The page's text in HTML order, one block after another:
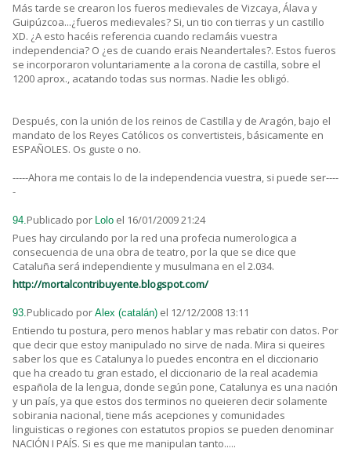
Más tarde se crearon los fueros medievales de Vizcaya, Álava y
Guipúzcoa...¿fueros medievales? Si, un tio con tierras y un castillo
XD. ¿A esto hacéis referencia cuando reclamáis vuestra
independencia? O ¿es de cuando erais Neandertales?. Estos fueros
se incorporaron voluntariamente a la corona de castilla, sobre el
1200 aprox., acatando todas sus normas. Nadie les obligó.
Después, con la unión de los reinos de Castilla y de Aragón, bajo el
mandato de los Reyes Católicos os convertisteis, básicamente en
ESPAÑOLES. Os guste o no.
-----Ahora me contais lo de la independencia vuestra, si puede ser----
-
94.Publicado por Lolo el 16/01/2009 21:24
Pues hay circulando por la red una profecia numerologica a
consecuencia de una obra de teatro, por la que se dice que
Cataluña será independiente y musulmana en el 2.034.
http://mortalcontribuyente.blogspot.com/
93.Publicado por Alex (catalán) el 12/12/2008 13:11
Entiendo tu postura, pero menos hablar y mas rebatir con datos. Por
que decir que estoy manipulado no sirve de nada. Mira si queires
saber los que es Catalunya lo puedes encontra en el diccionario
que ha creado tu gran estado, el diccionario de la real academia
española de la lengua, donde según pone, Catalunya es una nación
y un país, ya que estos dos terminos no queieren decir solamente
sobirania nacional, tiene más acepciones y comunidades
linguisticas o regiones con estatutos propios se pueden denominar
NACIÓN I PAÍS. Si es que me manipulan tanto.....